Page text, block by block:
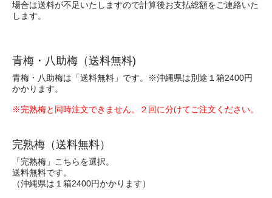
場合は送料が不足いたしますので計算後お支払総額をご連絡いた
します。
青梅・八助梅（送料無料)
青梅・八助梅は「送料無料」です。※沖縄県は別途１箱2400円
かかります。
※完熟梅と同時注文できません。２回に分けてご注文ください。
完熟梅（送料無料）
「完熟梅」こちらを選択。
送料無料です。
（沖縄県は１箱2400円かかります）